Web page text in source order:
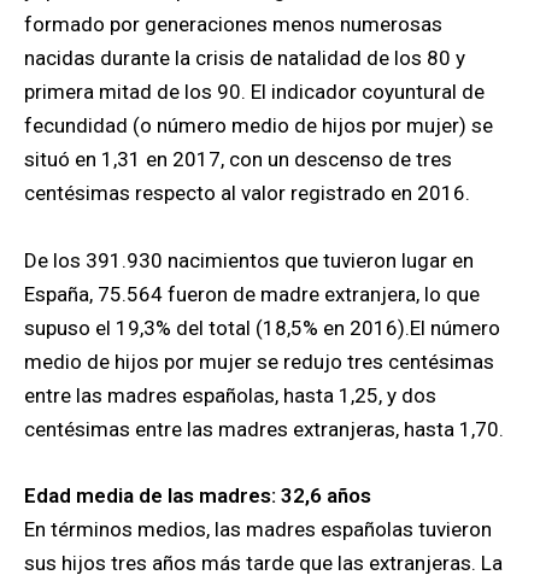
formado por generaciones menos numerosas
nacidas durante la crisis de natalidad de los 80 y
primera mitad de los 90. El indicador coyuntural de
fecundidad (o número medio de hijos por mujer) se
situó en 1,31 en 2017, con un descenso de tres
centésimas respecto al valor registrado en 2016.
De los 391.930 nacimientos que tuvieron lugar en
España, 75.564 fueron de madre extranjera, lo que
supuso el 19,3% del total (18,5% en 2016).El número
medio de hijos por mujer se redujo tres centésimas
entre las madres españolas, hasta 1,25, y dos
centésimas entre las madres extranjeras, hasta 1,70.
Edad media de las madres: 32,6 años
En términos medios, las madres españolas tuvieron
sus hijos tres años más tarde que las extranjeras. La